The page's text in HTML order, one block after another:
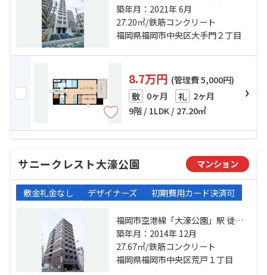
岡市空港線「大濠公園」駅 徒歩7分
西鉄大牟田線「西鉄福岡（天神）」
駅 徒歩20分
築年月：2021年 6月
27.20㎡/鉄筋コンクリート
福岡県福岡市中央区大手門２丁目
8.7万円 (管理費 5,000円)
敷 0ヶ月 礼 2ヶ月
9階 / 1LDK / 27.20㎡
サニークレスト大濠公園 マンション
敷金礼金なし デザイナーズ 初期費用カード決済可
福岡市空港線「大濠公園」駅 徒歩4
分 福岡市空港線「唐人町」駅 徒歩
12分 福岡市空港線「赤坂」駅 徒歩
16分
築年月：2014年 12月
27.67㎡/鉄筋コンクリート
福岡県福岡市中央区荒戸１丁目